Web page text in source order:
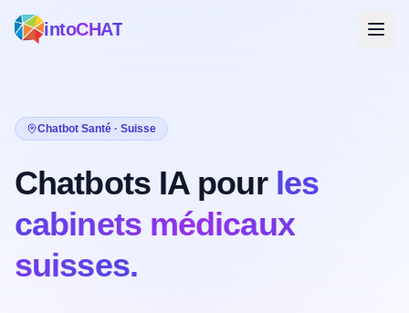
intoCHAT
Chatbot Santé · Suisse
Chatbots IA pour les
cabinets médicaux
suisses.